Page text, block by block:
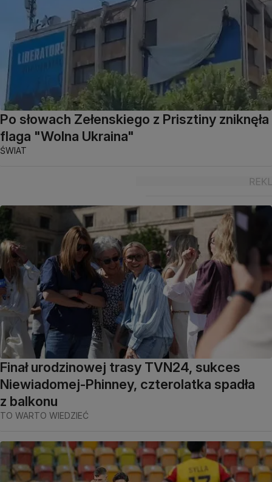
Po słowach Zełenskiego z Prisztiny zniknęła
flaga "Wolna Ukraina"
ŚWIAT
Finał urodzinowej trasy TVN24, sukces
Niewiadomej-Phinney, czterolatka spadła
z balkonu
TO WARTO WIEDZIEĆ